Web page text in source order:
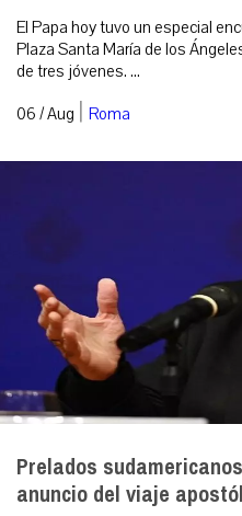
El Papa hoy tuvo un especial
Plaza Santa María de los
de tres jóvenes. ...
06 / Aug | Roma
Prelados
anuncio del viaje